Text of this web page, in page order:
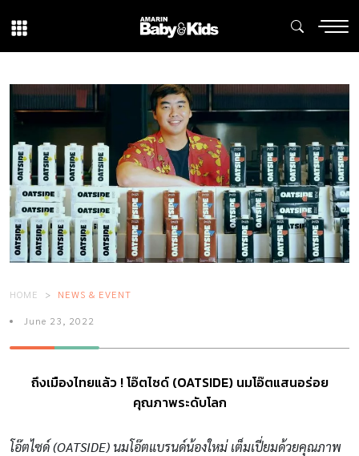
HOME NEWS & EVENT
June 23, 2022
ถึงเมืองไทยแล้ว ! โอ๊ตไซด์ (OATSIDE) นมโอ๊ตแสนอร่อย
คุณภาพระดับโลก
โอ๊ตไซด์ (OATSIDE) นมโอ๊ตแบรนด์น้องใหม่ เต็มเปี่ยมด้วยคุณภาพ